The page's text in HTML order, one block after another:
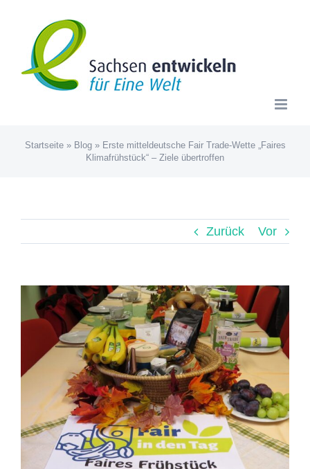
springen
Startseite» Blog» Erste mitteldeutsche Fair Trade-Wette „Faires
Klimafrühstück“ – Ziele übertroffen
Zurück Vor
Zeige
grösseres